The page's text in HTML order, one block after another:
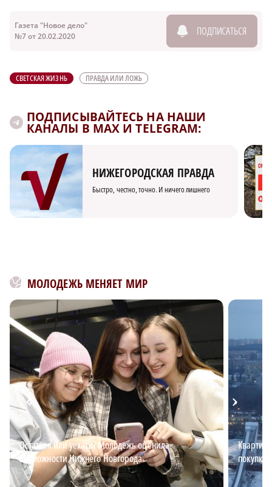
Газета "Новое дело"
№7 от 20.02.2020
ПОДПИСАТЬСЯ
СВЕТСКАЯ ЖИЗНЬ ПРАВДА ИЛИ ЛОЖЬ
ПОДПИСЫВАЙТЕСЬ НА НАШИ
КАНАЛЫ В MAX И TELEGRAM:
НИЖЕГОРОДСКАЯ ПРАВДА
Быстро, честно, точно. И ничего лишнего
МОЛОДЕЖЬ МЕНЯЕТ МИР
Остаться или уехать? Молодежь оценила
возможности Нижнего Новгорода